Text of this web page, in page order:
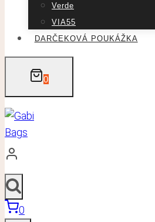
Verde
VIA55
DARČEKOVÁ POUKÁŽKA
0
0